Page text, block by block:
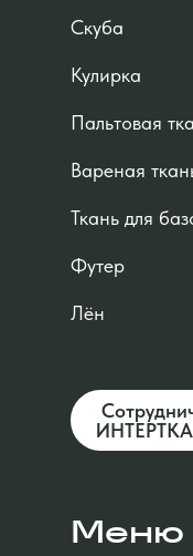
Скуба
Кулирка
Пальтовая
Вареная
Ткань для
Футер
Лён
Меню